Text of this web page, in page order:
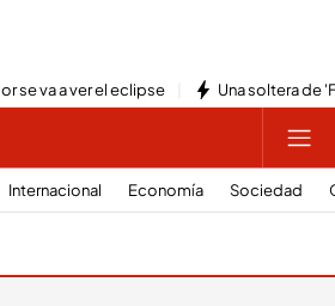
se va a ver el eclipse Una soltera de
Internacional Economía Sociedad